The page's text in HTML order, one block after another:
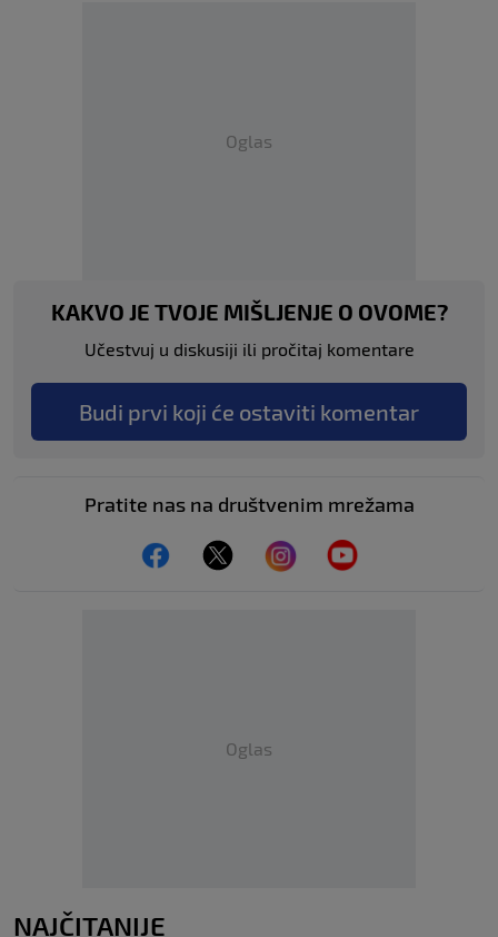
Oglas
KAKVO JE TVOJE MIŠLJENJE O OVOME?
Učestvuj u diskusiji ili pročitaj komentare
Budi prvi koji će ostaviti komentar
Pratite nas na društvenim mrežama
Oglas
NAJČITANIJE